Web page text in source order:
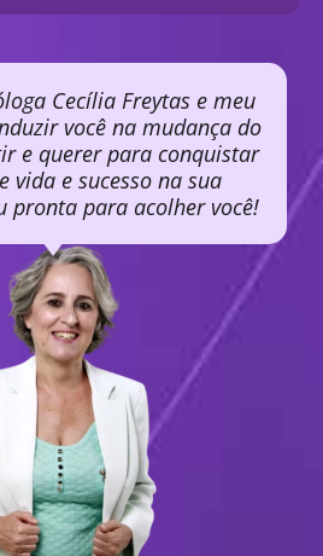
Cecília Freytas e meu
você na mudança do
e querer para conquistar
vida e sucesso na sua
pronta para acolher você!